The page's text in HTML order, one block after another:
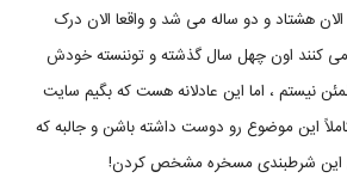
هشتاد و دو ساله می شد و واقعا الان درک
می کنند اون چهل سال گذشته و توننسته خودش
نیستم ، اما این عادلانه هست که بگیم سایت
این موضوع رو دوست داشته باشن و جالبه که
این شرطبندی مسخره مشخص کردن!